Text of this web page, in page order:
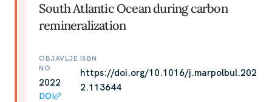
South Atlantic Ocean during carbon
remineralization
OBJAVLJE
NO
2022
DOI
ISBN
https://doi.org/10.1016/j.marpolbul.202
2.113644